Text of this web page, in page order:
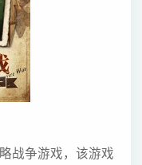
战争游戏，该游戏